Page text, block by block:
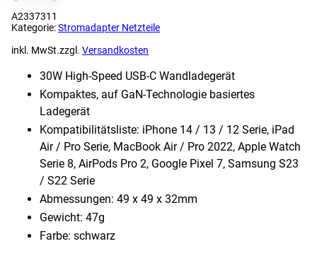
A2337311
Kategorie:Stromadapter Netzteile
inkl. MwSt.zzgl. Versandkosten
30W High-Speed USB-C Wandladegerät
Kompaktes, auf GaN-Technologie basiertes
Ladegerät
Kompatibilitätsliste: iPhone 14 / 13 / 12 Serie, iPad
Air / Pro Serie, MacBook Air / Pro 2022, Apple Watch
Serie 8, AirPods Pro 2, Google Pixel 7, Samsung S23
/ S22 Serie
Abmessungen: 49 x 49 x 32mm
Gewicht: 47g
Farbe: schwarz